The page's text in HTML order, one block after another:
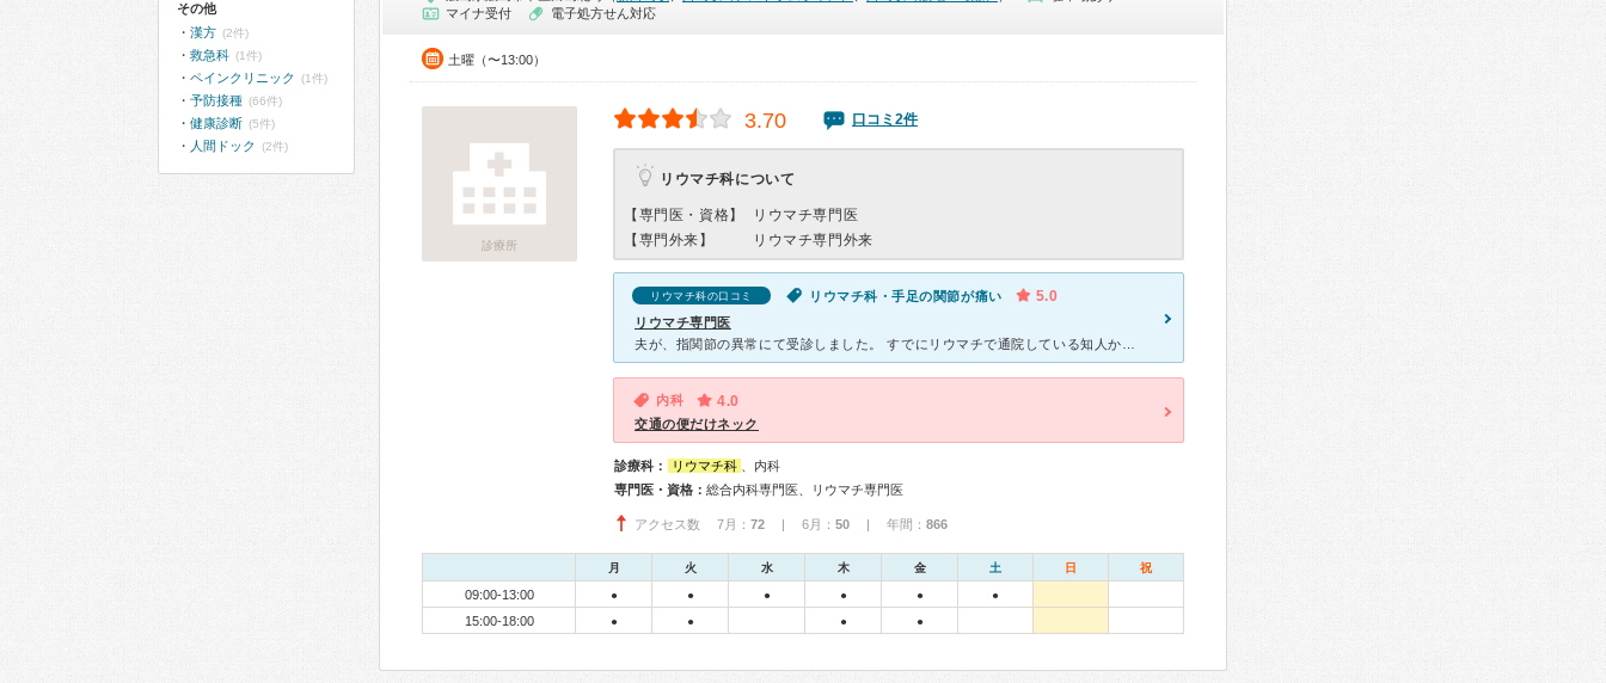
マイナ受付
電子処方せん対応
土曜（〜13:00）
診療所
3.70 口コミ2件
リウマチ科について
【専門医・資格】
リウマチ専門医
【専門外来】
リウマチ専門外来
リウマチ科の口コミ リウマチ科・手足の関節が痛い 5.0
リウマチ専門医
内科 4.0
交通の便だけネック
診療科： リウマチ科
、内科
専門医・資格： 総合内科専門医、リウマチ専門医
アクセス数 7月： 72 | 6月： 50 | 年間： 866
月 火 水 木 金 土 日 祝
09:00-13:00 ● ● ● ● ● ●
15:00-18:00 ● ● ● ●
その他
漢方 (2件)
救急科 (1件)
ペインクリニック (1件)
予防接種 (66件)
健康診断 (5件)
人間ドック (2件)